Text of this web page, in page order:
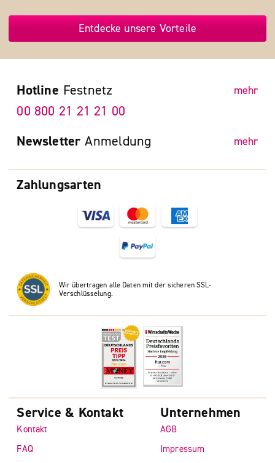
Entdecke unsere Vorteile
Zahlungsarten
Wir übertragen alle Daten mit der sicheren SSL-
Verschlüsselung.
Hotline Festnetz mehr
00 800 21 21 21 00
Newsletter Anmeldung mehr
Service & Kontakt
Kontakt
FAQ
Unternehmen
AGB
Impressum